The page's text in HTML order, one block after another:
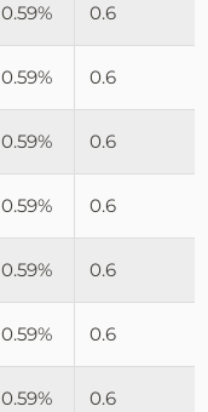
0.59% 0.6
0.59% 0.6
0.59% 0.6
0.59% 0.6
0.59% 0.6
0.59% 0.6
0.59% 0.6